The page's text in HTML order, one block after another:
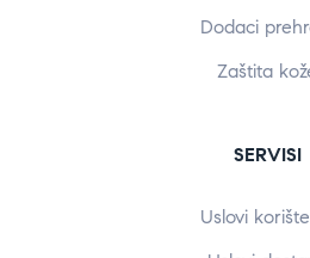
Dodaci
Zaštita
SERVISI
Uslovi